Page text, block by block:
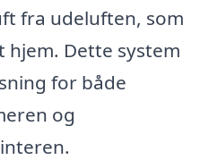
fra udeluften, som
Dette system
for både
og